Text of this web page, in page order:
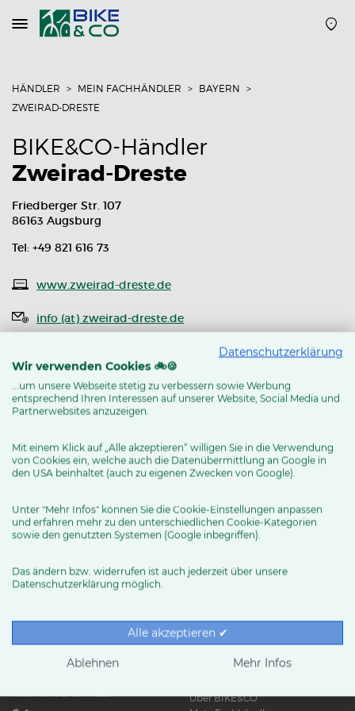
Navigation
öffnen
HÄNDLER MEIN FACHHÄNDLER
BAYERN
ZWEIRAD-DRESTE
BIKE&CO-Händler
Zweirad-Dreste
Friedberger Str. 107
86163 Augsburg
Tel: +49 821 616 73
www.zweirad-dreste.de
info (at) zweirad-dreste.de
MEHR ERFAHREN
News & Trends
Ratgeber
Über BIKE&CO
Datenschutzerklärung
Wir verwenden Cookies 🚲🍪
...um unsere Webseite stetig zu verbessern sowie Werbung
entsprechend Ihren Interessen auf unserer Website, Social Media und
Partnerwebsites anzuzeigen.
Mit einem Klick auf „Alle akzeptieren“ willigen Sie in die Verwendung
von Cookies ein, welche auch die Datenübermittlung an Google in
den USA beinhaltet (auch zu eigenen Zwecken von Google).
Unter "Mehr Infos" können Sie die Cookie-Einstellungen anpassen
und erfahren mehr zu den unterschiedlichen Cookie-Kategorien
sowie den genutzten Systemen (Google inbegriffen).
Das ändern bzw. widerrufen ist auch jederzeit über unsere
Datenschutzerklärung möglich.
Alle akzeptieren ✔
Ablehnen Mehr Infos